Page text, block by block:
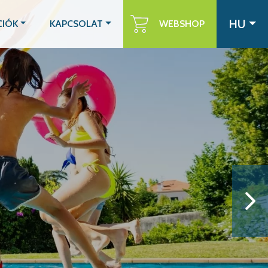
KAPCSOLAT WEBSHOP HU